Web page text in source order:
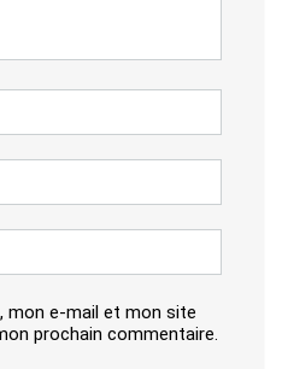
mon e-mail et mon site
prochain commentaire.